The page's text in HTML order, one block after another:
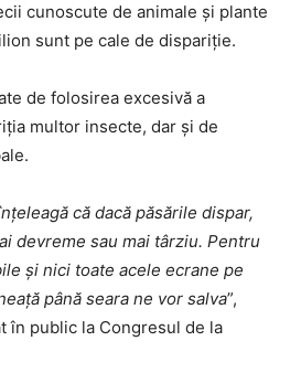
cunoscute de animale și plante
sunt pe cale de dispariție.
de folosirea excesivă a
multor insecte, dar și de
că dacă păsările dispar,
devreme sau mai târziu. Pentru
și nici toate acele ecrane pe
până seara ne vor salva”,
în public la Congresul de la